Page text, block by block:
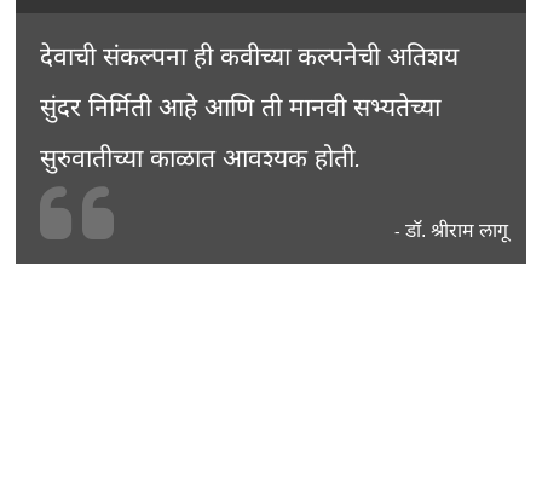
देवाची संकल्पना ही कवीच्या कल्पनेची अतिशय
सुंदर निर्मिती आहे आणि ती मानवी सभ्यतेच्या
सुरुवातीच्या काळात आवश्यक होती.
- डॉ. श्रीराम लागू